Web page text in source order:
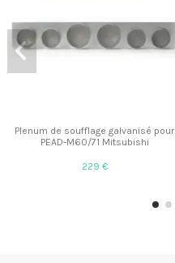
Plenum de soufflage galvanisé pour
PEAD-M60/71 Mitsubishi
229 €